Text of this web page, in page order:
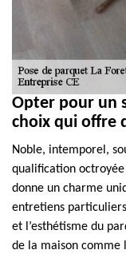
Opter pour un
choix qui offre
Noble, intemporel,
qualification
donne un charme
entretiens
et l’esthétisme du
de la maison comme